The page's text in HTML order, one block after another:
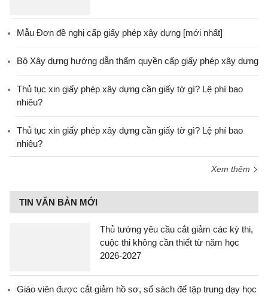
Mẫu Đơn đề nghị cấp giấy phép xây dựng [mới nhất]
Bộ Xây dựng hướng dẫn thẩm quyền cấp giấy phép xây dựng
Thủ tục xin giấy phép xây dựng cần giấy tờ gì? Lệ phí bao
nhiêu?
Thủ tục xin giấy phép xây dựng cần giấy tờ gì? Lệ phí bao
nhiêu?
Xem thêm
TIN VĂN BẢN MỚI
Thủ tướng yêu cầu cắt giảm các kỳ thi,
cuộc thi không cần thiết từ năm học
2026-2027
Giáo viên được cắt giảm hồ sơ, sổ sách để tập trung dạy học